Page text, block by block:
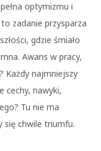
optymizmu i
zadanie przysparza
gdzie śmiało
Awans w pracy,
Każdy najmniejszy
cechy, nawyki,
Tu nie ma
się chwile triumfu.